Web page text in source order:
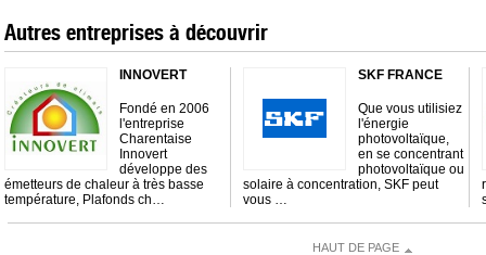
Autres entreprises à découvrir
INNOVERT
Fondé en 2006
l'entreprise
Charentaise
Innovert
développe des
émetteurs de chaleur à très basse
température, Plafonds ch…
SKF FRANCE
Que vous utilisiez
l'énergie
photovoltaïque,
en se concentrant
photovoltaïque ou
solaire à concentration, SKF peut
vous …
HAUT DE PAGE